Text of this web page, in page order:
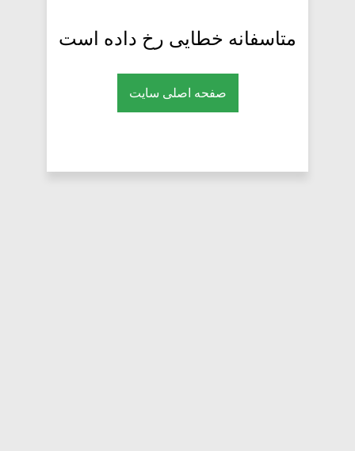
متاسفانه خطایی رخ داده است
صفحه اصلی سایت